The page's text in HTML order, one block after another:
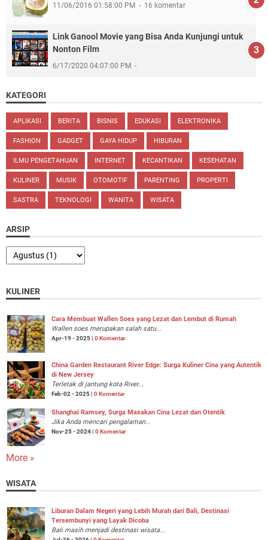
11/06/2016 01:58:00 PM 16 komentar
Link Ganool Movie yang Bisa Anda Kunjungi untuk
Nonton Film
6/17/2020 04:07:00 PM
KATEGORI
APLIKASI BERITA BISNIS EDUKASI ELEKTRONIKA
FASHION GADGET GAYA HIDUP HIBURAN
ILMU PENGETAHUAN INTERNET KECANTIKAN KESEHATAN
KULINER MUSIK OTOMOTIF PARENTING PROPERTI
SASTRA TEKNOLOGI WANITA WISATA
ARSIP
KULINER
Cara Membuat Wallen Soes yang Lezat dan Lembut di Rumah
Wallen soes merupakan salah satu...
Apr-19 - 2025 | 0 Komentar
China Garden Restaurant River Edge: Surga Kuliner Cina yang Autentik
di New Jersey
Terletak di jantung kota River...
Feb-02 - 2025 | 0 Komentar
Shanghai Ramsey, Surga Masakan Cina Lezat dan Otentik
Jika Anda mencari pengalaman...
Nov-25 - 2024 | 0 Komentar
More »
WISATA
Liburan Dalam Negeri yang Lebih Murah dari Bali, Destinasi
Tersembunyi yang Layak Dicoba
Bali masih menjadi destinasi wisata...